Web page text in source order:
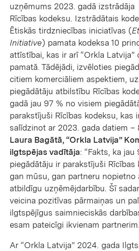
uzņēmums 2023. gadā izstrādāja
Rīcības kodeksu. Izstrādātais
Ētiskās tirdzniecības iniciatīvas (
Initiative) pamata kodeksa 10
attīstībai, kas ir arī “Orkla Latvija”
pamatā. Tādējādi, izvēloties
citiem komerciāliem aspektiem,
piegādātāju atbilstību Rīcības
gadā jau 97 % no visiem
parakstījuši Rīcības kodeksu, kas
salīdzinot ar 2023. gada datiem –
Laura Bagātā, “Orkla Latvija”
ilgtspējas vadītāja: “Fakts, ka jau
piegādātāju ir parakstījuši Rīcības
gan mūsu, gan partneru
atbildīgu uzņēmējdarbību. Šī
veicina pozitīvas pārmaiņas un
ilgtspējīgus saimnieciskās
esam pateicīgi ikvienam
Ar “Orkla Latvija” 2024. gada